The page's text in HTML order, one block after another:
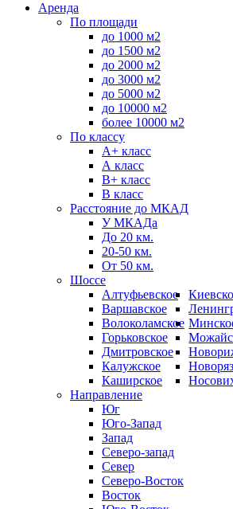
Аренда
По площади
до 1000 м2
до 1500 м2
до 2000 м2
до 3000 м2
до 5000 м2
до 10000 м2
более 10000 м2
По классу
А+ класс
А класс
B+ класс
В класс
Расстояние до МКАД
У МКАДа
До 20 км.
20-50 км.
От 50 км.
Шоссе
Алтуфьевское
Варшавское
Волоколамское
Горьковское
Дмитровское
Калужское
Каширское
Направление
Юг
Юго-Запад
Запад
Северо-запад
Север
Северо-Восток
Восток